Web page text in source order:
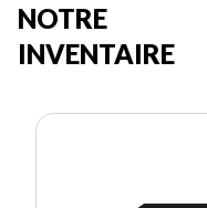
NOTRE
INVENTAIRE